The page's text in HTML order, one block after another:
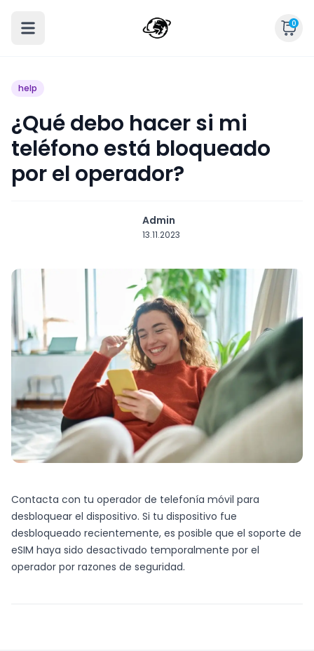
0
help
¿Qué debo hacer si mi
teléfono está bloqueado
por el operador?
Admin
13.11.2023
Contacta con tu operador de telefonía móvil para
desbloquear el dispositivo. Si tu dispositivo fue
desbloqueado recientemente, es posible que el soporte de
eSIM haya sido desactivado temporalmente por el
operador por razones de seguridad.